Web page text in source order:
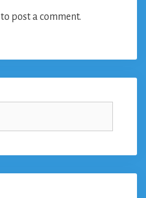
to post a comment.